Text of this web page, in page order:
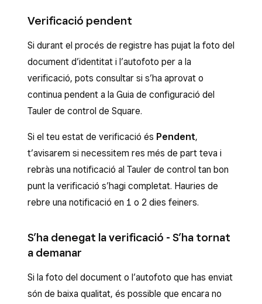
Verificació pendent
Si durant el procés de registre has pujat la foto del
document d’identitat i l’autofoto per a la
verificació, pots consultar si s’ha aprovat o
continua pendent a la Guia de configuració del
Tauler de control de Square.
Si el teu estat de verificació és Pendent,
t’avisarem si necessitem res més de part teva i
rebràs una notificació al Tauler de control tan bon
punt la verificació s’hagi completat. Hauries de
rebre una notificació en 1 o 2 dies feiners.
S’ha denegat la verificació - S’ha tornat
a demanar
Si la foto del document o l’autofoto que has enviat
són de baixa qualitat, és possible que encara no